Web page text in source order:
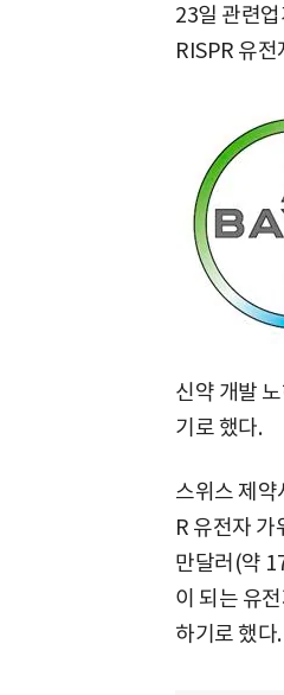
23일 관련
RISPR 유
신약 개발
기로 했다.
스위스 제약
R 유전자
만달러(약
이 되는 유
하기로 했다.